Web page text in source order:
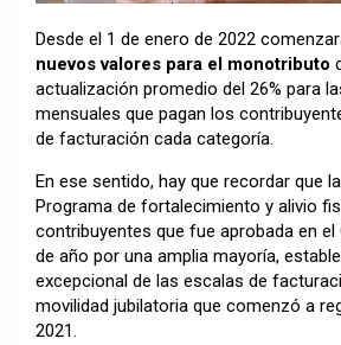
Desde el 1 de enero de 2022
nuevos valores para el monotributo
actualización promedio del 26% para
mensuales que pagan los
de facturación cada categoría.
En ese sentido, hay que recordar que
Programa de fortalecimiento y alivio
contribuyentes que fue aprobada en
de año por una amplia mayoría,
excepcional de las escalas de
movilidad jubilatoria que comenzó a
2021.